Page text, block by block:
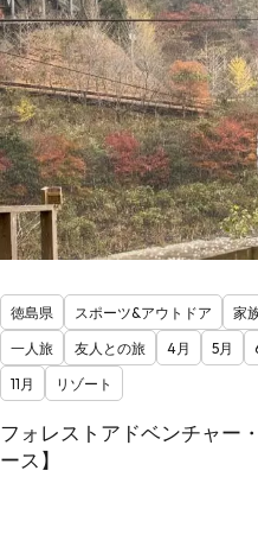
徳島県 スポーツ&アウトドア 家
一人旅
友人との旅 4月 5月
11月
リゾート
フォレストアドベンチャー
ース】